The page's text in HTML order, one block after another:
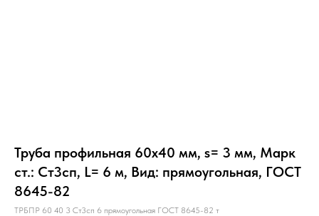
Труба профильная 60х40 мм, s= 3 мм, Марк
ст.: Ст3сп, L= 6 м, Вид: прямоугольная, ГОСТ
8645-82
ТРБПР 60 40 3 Ст3сп 6 прямоугольная ГОСТ 8645-82 т